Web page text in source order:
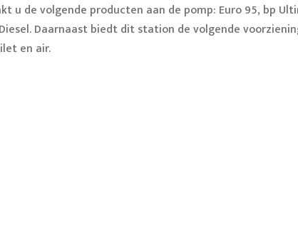
u de volgende producten aan de pomp: Euro 95, bp
Daarnaast biedt dit station de volgende
en air.